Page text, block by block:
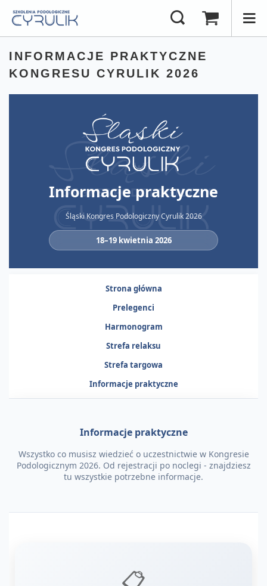
INFORMACJE PRAKTYCZNE
KONGRESU CYRULIK 2026
Informacje praktyczne
Śląski Kongres Podologiczny Cyrulik 2026
18–19 kwietnia 2026
Strona główna
Prelegenci
Harmonogram
Strefa relaksu
Strefa targowa
Informacje praktyczne
Informacje praktyczne
Wszystko co musisz wiedzieć o uczestnictwie w Kongresie
Podologicznym 2026. Od rejestracji po noclegi - znajdziesz
tu wszystkie potrzebne informacje.